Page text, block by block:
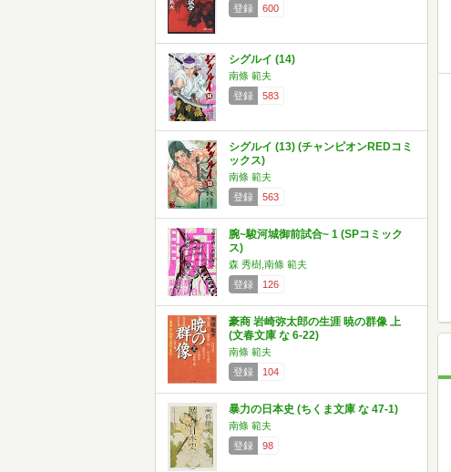
登録
600
シグルイ (14)
南條 範夫
登録
583
シグルイ (13) (チャンピオンREDコミ
ックス)
南條 範夫
登録
563
腕~駿河城御前試合~ 1 (SPコミック
ス)
森 秀樹,南條 範夫
登録
126
豪商 岩崎弥太郎の生涯 暁の群像 上
(文春文庫 な 6-22)
南條 範夫
登録
104
暴力の日本史 (ちくま文庫 な 47-1)
南條 範夫
登録
98